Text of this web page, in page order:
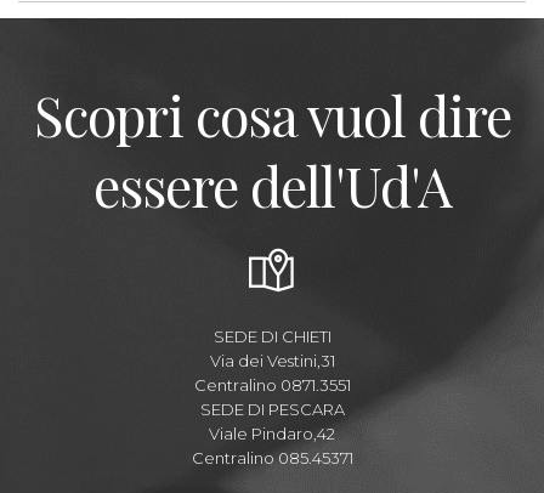
Scopri cosa vuol dire
essere dell'Ud'A
SEDE DI CHIETI
Via dei Vestini,31
Centralino 0871.3551
SEDE DI PESCARA
Viale Pindaro,42
Centralino 085.45371